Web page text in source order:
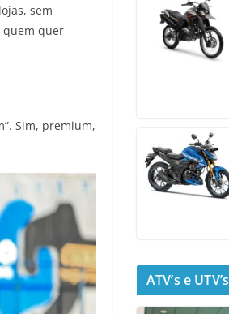
sem
quem quer
Sim, premium,
ATV’s e UTV’s